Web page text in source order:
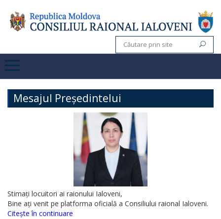
Mesajul Președintelui
Stimați locuitori ai raionului Ialoveni,
Bine ați venit pe platforma oficială a Consiliului raional Ialoveni.
Citește în continuare